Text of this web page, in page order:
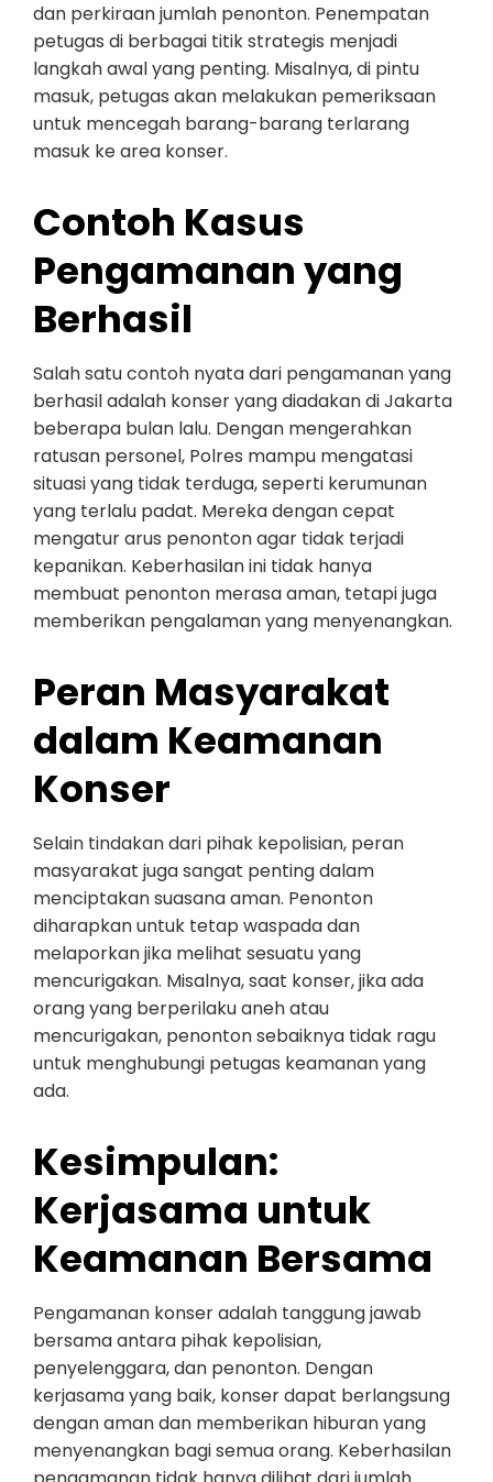
dan perkiraan jumlah penonton. Penempatan
petugas di berbagai titik strategis menjadi
langkah awal yang penting. Misalnya, di pintu
masuk, petugas akan melakukan pemeriksaan
untuk mencegah barang-barang terlarang
masuk ke area konser.
Contoh Kasus
Pengamanan yang
Berhasil
Salah satu contoh nyata dari pengamanan yang
berhasil adalah konser yang diadakan di Jakarta
beberapa bulan lalu. Dengan mengerahkan
ratusan personel, Polres mampu mengatasi
situasi yang tidak terduga, seperti kerumunan
yang terlalu padat. Mereka dengan cepat
mengatur arus penonton agar tidak terjadi
kepanikan. Keberhasilan ini tidak hanya
membuat penonton merasa aman, tetapi juga
memberikan pengalaman yang menyenangkan.
Peran Masyarakat
dalam Keamanan
Konser
Selain tindakan dari pihak kepolisian, peran
masyarakat juga sangat penting dalam
menciptakan suasana aman. Penonton
diharapkan untuk tetap waspada dan
melaporkan jika melihat sesuatu yang
mencurigakan. Misalnya, saat konser, jika ada
orang yang berperilaku aneh atau
mencurigakan, penonton sebaiknya tidak ragu
untuk menghubungi petugas keamanan yang
ada.
Kesimpulan:
Kerjasama untuk
Keamanan Bersama
Pengamanan konser adalah tanggung jawab
bersama antara pihak kepolisian,
penyelenggara, dan penonton. Dengan
kerjasama yang baik, konser dapat berlangsung
dengan aman dan memberikan hiburan yang
menyenangkan bagi semua orang. Keberhasilan